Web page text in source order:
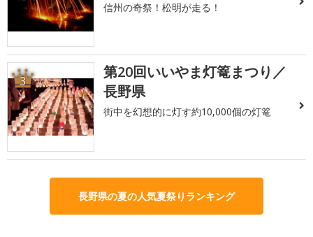
信州の奇祭！松明が走る！
3
第20回いいやま灯篭まつり／
長野県
街中を幻想的に灯す約10,000個の灯篭
長野県の夏の人気夏祭りランキング